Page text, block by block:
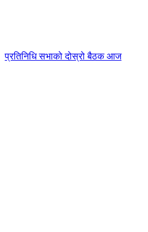
प्रतिनिधि सभाको दोस्रो बैठक आज